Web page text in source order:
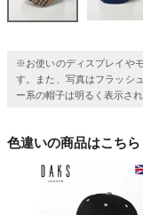
※お使いのディスプレイや
す。また、写真はフラッシ
ー系の帽子は明るく表示さ
色違いの商品はこちら